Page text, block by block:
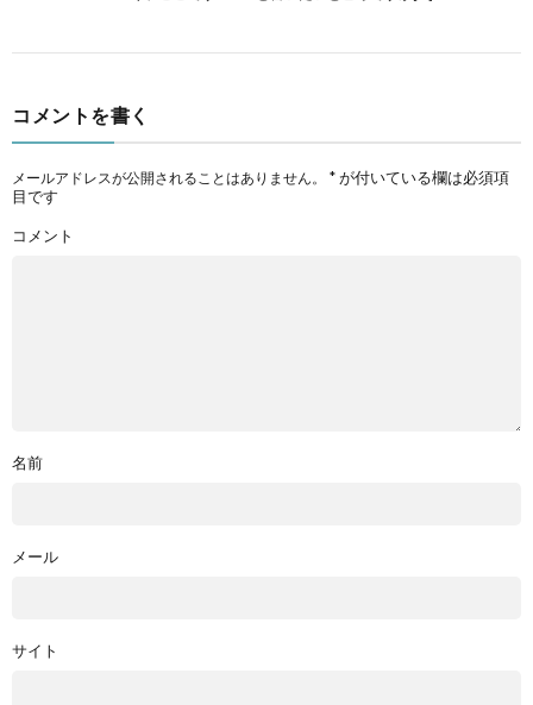
コメントを書く
メールアドレスが公開されることはありません。 *が付いている欄は必須項
目です
コメント
名前
メール
サイト